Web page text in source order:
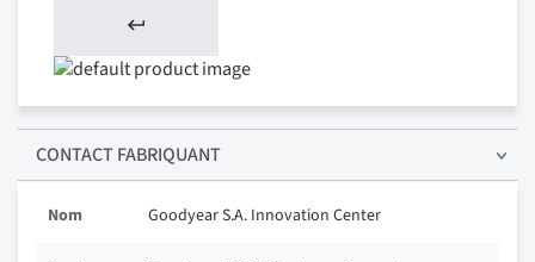
CONTACT FABRIQUANT
Nom Goodyear S.A. Innovation Center